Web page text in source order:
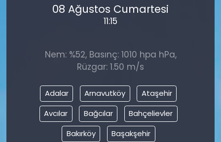
08 Ağustos Cumartesi
11:15
Nem: %52, Basınç: 1010 hpa hPa,
Rüzgar: 1.50 m/s
Adalar Arnavutköy
Ataşehir
Avcılar
Bağcılar
Bahçelievler
Bakırköy
Başakşehir